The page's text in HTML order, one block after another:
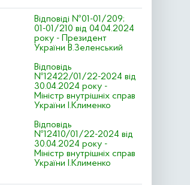
Відповіді №01-01/209;
01-01/210 від 04.04.2024
року - Президент
України В.Зеленський
Відповідь
№12422/01/22-2024 від
30.04.2024 року -
Міністр внутрішніх справ
України І.Клименко
Відповідь
№12410/01/22-2024 від
30.04.2024 року -
Міністр внутрішніх справ
України І.Клименко